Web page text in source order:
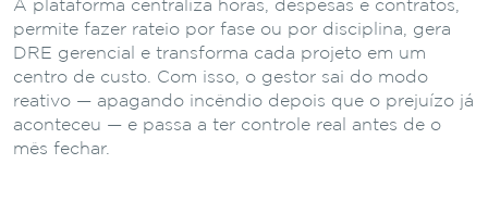
A plataforma centraliza horas, despesas e contratos,
permite fazer rateio por fase ou por disciplina, gera
DRE gerencial e transforma cada projeto em um
centro de custo. Com isso, o gestor sai do modo
reativo — apagando incêndio depois que o prejuízo já
aconteceu — e passa a ter controle real antes de o
mês fechar.